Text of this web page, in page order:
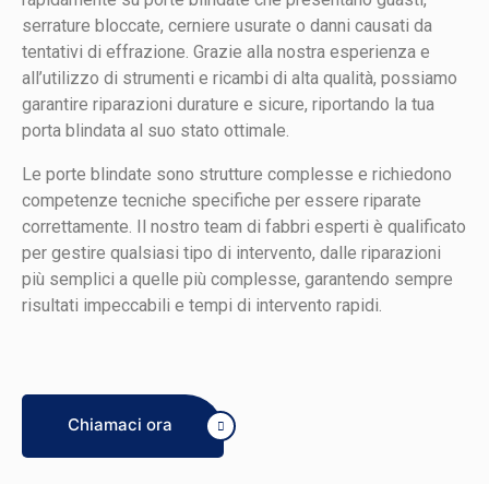
serrature bloccate, cerniere usurate o danni causati da
tentativi di effrazione. Grazie alla nostra esperienza e
all’utilizzo di strumenti e ricambi di alta qualità, possiamo
garantire riparazioni durature e sicure, riportando la tua
porta blindata al suo stato ottimale.
Le porte blindate sono strutture complesse e richiedono
competenze tecniche specifiche per essere riparate
correttamente. Il nostro team di fabbri esperti è qualificato
per gestire qualsiasi tipo di intervento, dalle riparazioni
più semplici a quelle più complesse, garantendo sempre
risultati impeccabili e tempi di intervento rapidi.
Chiamaci ora